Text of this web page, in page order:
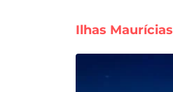
Ilhas Maurícias